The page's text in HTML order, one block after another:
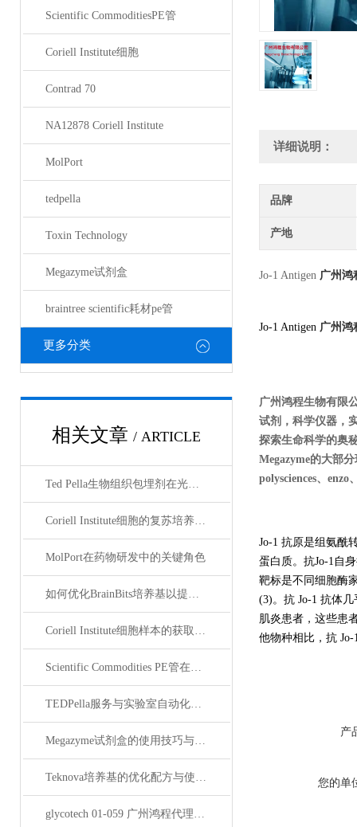
Scientific CommoditiesPE管
Coriell Institute细胞
Contrad 70
NA12878 Coriell Institute
MolPort
tedpella
Toxin Technology
Megazyme试剂盒
braintree scientific耗材pe管
更多分类
相关文章 / ARTICLE
Ted Pella生物组织包埋剂在光镜与电镜联用技术中的应用
Coriell Institute细胞的复苏培养与质量控制规范
MolPort在药物研发中的关键角色
如何优化BrainBits培养基以提高实验效果？
Coriell Institute细胞样本的获取与应用指南
Scientific Commodities PE管在环保实验中的作用
TEDPella服务与实验室自动化设备的整合
Megazyme试剂盒的使用技巧与实验优化方法
Teknova培养基的优化配方与使用技巧
glycotech 01-059 广州鸿程代理：开启糖生物学研究新征程
详细说明：
品牌
产地
Jo-1 Antigen 广州鸿
Jo-1 Antigen 广州鸿
广州鸿程生物有限
试剂，科学仪器，
探索生命科学的奥
Megazyme的大部
polysciences、
Jo-1 抗原是组氨酰
蛋白质。抗Jo-1自
靶标是不同细胞酶
(3)。抗 Jo-1 抗体
肌炎患者，这些患
他物种相比，抗
产
您的单